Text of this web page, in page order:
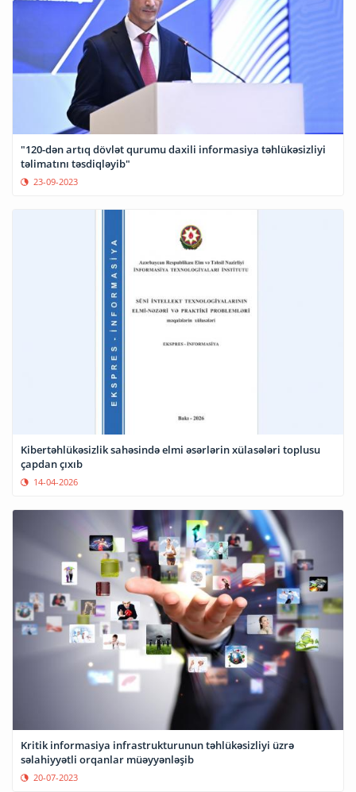
"120-dən artıq dövlət qurumu daxili informasiya təhlükəsizliyi
təlimatını təsdiqləyib"
23-09-2023
Kibertəhlükəsizlik sahəsində elmi əsərlərin xülasələri toplusu
çapdan çıxıb
14-04-2026
Kritik informasiya infrastrukturunun təhlükəsizliyi üzrə
səlahiyyətli orqanlar müəyyənləşib
20-07-2023